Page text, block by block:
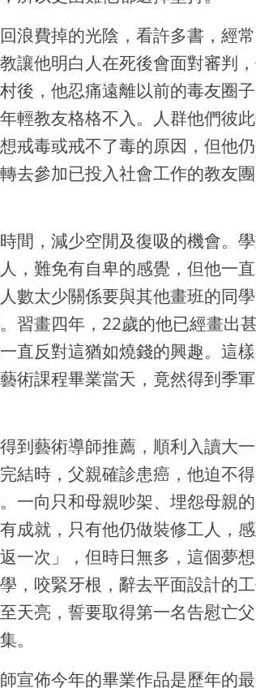
浪費掉的光陰，看許多書，經
讓他明白人在死後會面對審判
後，他忍痛遠離以前的毒友圈
輕教友格格不入。人群他們彼
戒毒或戒不了毒的原因，但他
去參加已投入社會工作的教友
間，減少空閒及復吸的機會。
，難免有自卑的感覺，但他一
數太少關係要與其他畫班的同
習畫四年，22歲的他已經畫出
直反對這猶如燒錢的興趣。這
術課程畢業當天，竟然得到季
到藝術導師推薦，順利入讀大
結時，父親確診患癌，他迫不
一向只和母親吵架、埋怨母親
成就，只有他仍做裝修工人，
一次」，但時日無多，這個夢
，咬緊牙根，辭去平面設計的
天亮，誓要取得第一名告慰亡
。
宣佈今年的畢業作品是歷年的